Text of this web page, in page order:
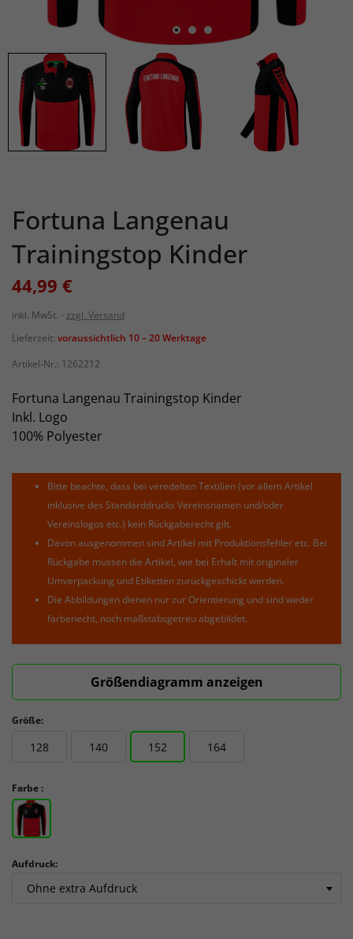
Fortuna Langenau
Trainingstop Kinder
44,99 €
inkl. MwSt.
zzgl. Versand
Lieferzeit: voraussichtlich 10 – 20 Werktage
Artikel-Nr.: 1262212
Fortuna Langenau Trainingstop Kinder
Inkl. Logo
100% Polyester
Bitte beachte, dass bei veredelten Textilien (vor allem Artikel
inklusive des Standarddrucks Vereinsnamen und/oder
Vereinslogos etc.) kein Rückgaberecht gilt.
Davon ausgenommen sind Artikel mit Produktionsfehler etc. Bei
Rückgabe müssen die Artikel, wie bei Erhalt mit originaler
Umverpackung und Etiketten zurückgeschickt werden.
Die Abbildungen dienen nur zur Orientierung und sind weder
farbenecht, noch maßstabsgetreu abgebildet.
Größendiagramm anzeigen
Größe:
128 140 152 164
Farbe :
Aufdruck: